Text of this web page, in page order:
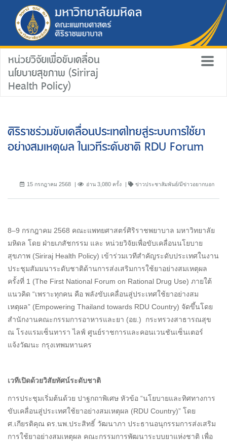
หน่วยวิจัยเพื่อขับเคลื่อน
นโยบายสุขภาพ (Siriraj
Health Policy)
ศิริราชร่วมขับเคลื่อนประเทศไทยสู่ระบบการใช้ยา
อย่างสมเหตุผล ในเวทีระดับชาติ RDU Forum
15 กรกฎาคม 2568 อ่าน 3,080 ครั้ง ข่าวประชาสัมพันธ์/มีข่าวอยากบอก
8–9 กรกฎาคม 2568 คณะแพทยศาสตร์ศิริราชพยาบาล มหาวิทยาลัย
มหิดล โดย ฝ่ายเภสัชกรรม และ หน่วยวิจัยเพื่อขับเคลื่อนนโยบาย
สุขภาพ (Siriraj Health Policy) เข้าร่วมเวทีสำคัญระดับประเทศในงาน
ประชุมสัมมนาระดับชาติด้านการส่งเสริมการใช้ยาอย่างสมเหตุผล
ครั้งที่ 1 (The First National Forum on Rational Drug Use) ภายใต้
แนวคิด “เพราะทุกคน คือ พลังขับเคลื่อนสู่ประเทศใช้ยาอย่างสม
เหตุผล” (Empowering Thailand towards RDU Country) จัดขึ้นโดย
สำนักงานคณะกรรมการอาหารและยา (อย.) กระทรวงสาธารณสุข
ณ โรงแรมเซ็นทารา ไลฟ์ ศูนย์ราชการและคอนเวนชันเซ็นเตอร์
แจ้งวัฒนะ กรุงเทพมหานคร
เวทีเปิดด้วยวิสัยทัศน์ระดับชาติ
การประชุมเริ่มต้นด้วย ปาฐกถาพิเศษ หัวข้อ “นโยบายและทิศทางการ
ขับเคลื่อนสู่ประเทศใช้ยาอย่างสมเหตุผล (RDU Country)” โดย
ศ.เกียรติคุณ ดร.นพ.ประสิทธิ์ วัฒนาภา ประธานอนุกรรมการส่งเสริม
การใช้ยาอย่างสมเหตุผล คณะกรรมการพัฒนาระบบยาแห่งชาติ เพื่อ